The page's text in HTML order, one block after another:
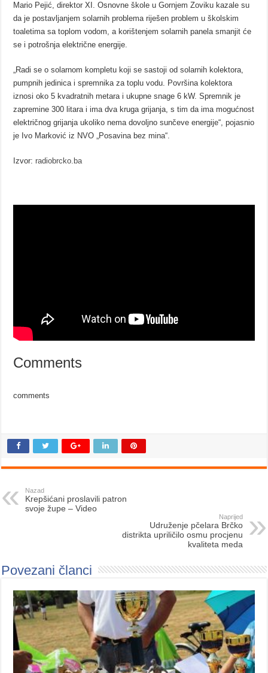
Mario Pejić, direktor XI. Osnovne škole u Gornjem Zoviku kazale su
da je postavljanjem solarnih problema riješen problem u školskim
toaletima sa toplom vodom, a korištenjem solarnih panela smanjit će
se i potrošnja električne energije.
„Radi se o solarnom kompletu koji se sastoji od solarnih kolektora,
pumpnih jedinica i spremnika za toplu vodu. Površina kolektora
iznosi oko 5 kvadratnih metara i ukupne snage 6 kW. Spremnik je
zapremine 300 litara i ima dva kruga grijanja, s tim da ima mogućnost
električnog grijanja ukoliko nema dovoljno sunčeve energije“, pojasnio
je Ivo Marković iz NVO „Posavina bez mina“.
Izvor:radiobrcko.ba
Comments
comments
Nazad
Krepšićani proslavili patron
svoje župe – Video
Naprijed
Udruženje pčelara Brčko
distrikta upriličilo osmu procjenu
kvaliteta meda
Povezani članci